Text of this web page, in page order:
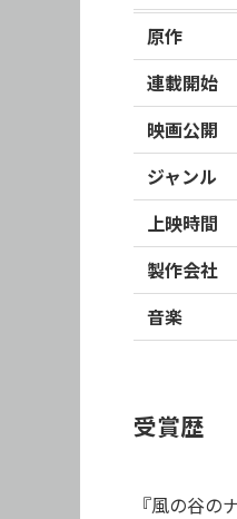
原作
連載開始
映画公開
ジャンル
上映時間
製作会社
音楽
受賞歴
『風の谷